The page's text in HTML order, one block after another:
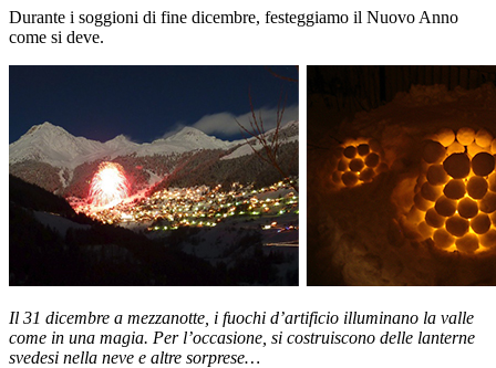
Durante i soggioni di fine dicembre, festeggiamo il Nuovo Anno
come si deve.
Il 31 dicembre a mezzanotte, i fuochi d’artificio illuminano la valle
come in una magia. Per l’occasione, si costruiscono delle lanterne
svedesi nella neve e altre sorprese…